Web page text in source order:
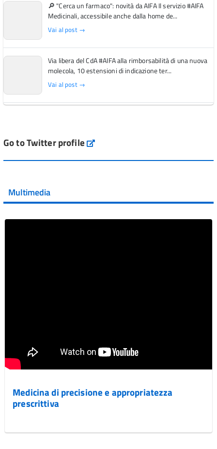
🔎 "Cerca un farmaco": novità da AIFA Il servizio #AIFA
Medicinali, accessibile anche dalla home de...
Vai al post →
Via libera del CdA #AIFA alla rimborsabilità di una nuova
molecola, 10 estensioni di indicazione ter...
Vai al post →
Vai al post →
Vai al post →
Go to Twitter profile aifa_ufficiale
Multimedia
Medicina di precisione e appropriatezza
prescrittiva